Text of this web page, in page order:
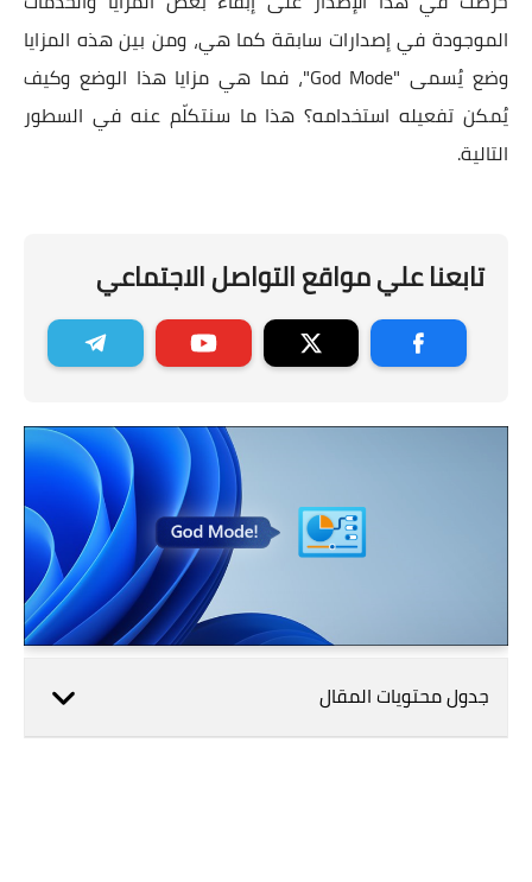
الموجودة في إصدارات سابقة كما هي، ومن بين هذه المزايا
وضع يُسمى "God Mode"، فما هي مزايا هذا الوضع وكيف
يُمكن تفعيله استخدامه؟ هذا ما سنتكلّم عنه في السطور
التالية.
تابعنا علي مواقع التواصل الاجتماعي
جدول محتويات المقال